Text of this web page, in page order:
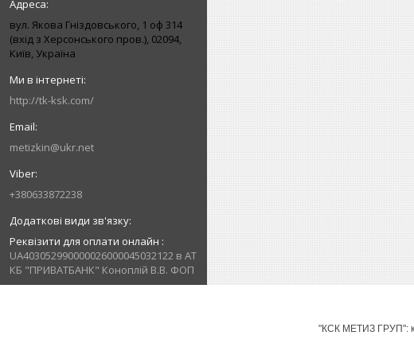
вул. Якова Гніздовського, 1 оф 314
(вхід з Херсонського пров.), 02094,
Київ, Україна
http://tk-ksk.com/
metizkin@ukr.net
+380633872238
Реквізити для оплати онлайн
UA403052990000026000045032122 в АТ
КБ "ПРИВАТБАНК" Коноплій В.В. ФОП